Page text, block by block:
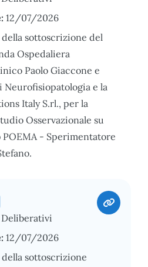
12/07/2026
della sottoscrizione del
Ospedaliera
Paolo Giaccone e
Neurofisiopatologia e la
Italy S.rl., per la
Osservazionale su
POEMA - Sperimentatore
12/07/2026
della sottoscrizione